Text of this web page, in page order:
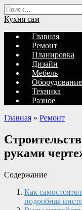
Перейти
к
содержанию
Search
for:
Кухня сам
Главная
Ремонт
Планировка
Дизайн
Мебель
Оборудование
Техника
Разное
Главная » Ремонт
руками
Содержание
Как
подробная